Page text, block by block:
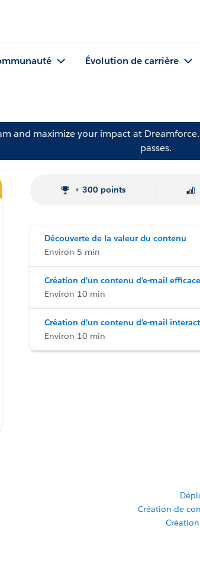
Évolution de carrière
and maximize your impact at Dreamforce.
passes.
+ 300 points
Découverte de la valeur du contenu
Environ 5 min
Création d’un contenu d’e-mail efficace
Environ 10 min
Création d’un contenu d’e-mail
Environ 10 min
Création de